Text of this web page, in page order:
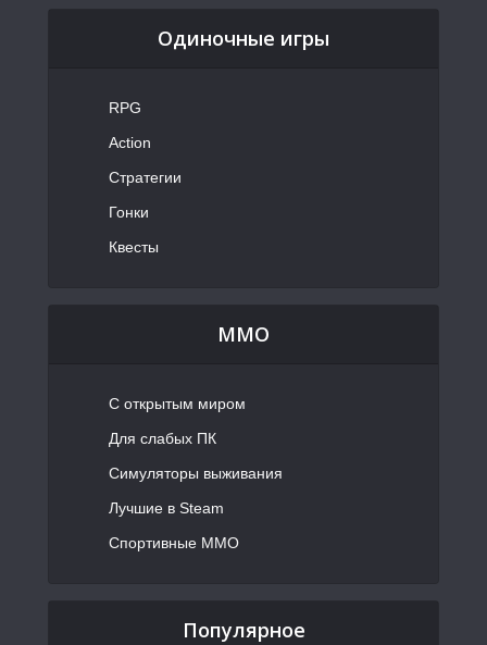
Одиночные игры
RPG
Action
Стратегии
Гонки
Квесты
MMO
С открытым миром
Для слабых ПК
Симуляторы выживания
Лучшие в Steam
Спортивные MMO
Популярное